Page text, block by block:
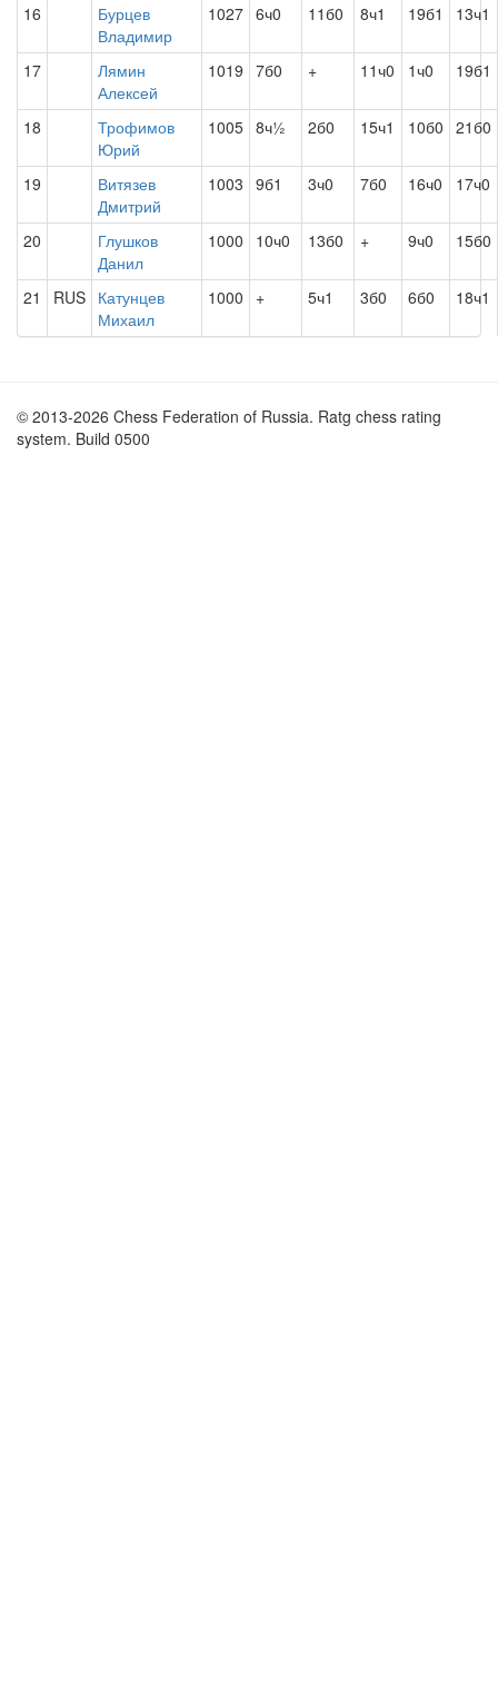
16
Бурцев
Владимир
1027 6ч0 11б0 8ч1 19б1 13ч1
17
Лямин
Алексей
1019 7б0 + 11ч0 1ч0 19б1
18
Трофимов
Юрий
1005 8ч½ 2б0 15ч1 10б0 21б0
19
Витязев
Дмитрий
1003 9б1 3ч0 7б0 16ч0 17ч0
20
Глушков
Данил
1000 10ч0 13б0 + 9ч0 15б0
21 RUS Катунцев
Михаил
1000 + 5ч1 3б0 6б0 18ч1
© 2013-2026 Chess Federation of Russia. Ratg chess rating
system. Build 0500